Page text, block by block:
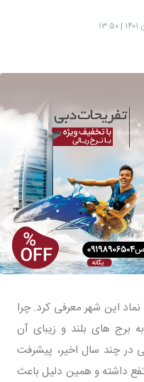
این شهر معرفی کرد. چرا
به برج های بلند و زیبای آن
در چند سال اخیر، پیشرفت
داشته و همین دلیل باعث